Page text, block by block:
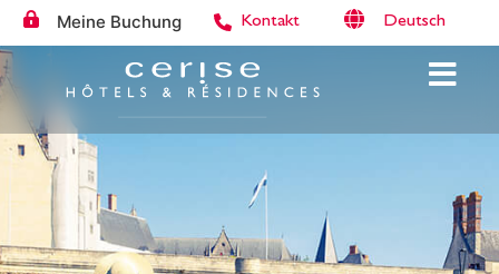
Meine Buchung Kontakt Deutsch